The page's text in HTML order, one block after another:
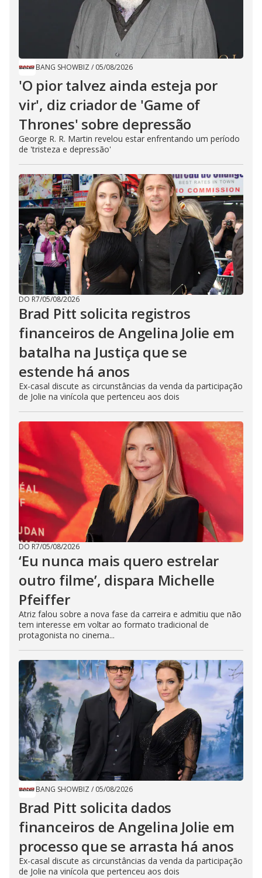
BANG SHOWBIZ / 05/08/2026
'O pior talvez ainda esteja por
vir', diz criador de 'Game of
Thrones' sobre depressão
George R. R. Martin revelou estar enfrentando um período
de 'tristeza e depressão'
DO R7/05/08/2026
Brad Pitt solicita registros
financeiros de Angelina Jolie em
batalha na Justiça que se
estende há anos
Ex-casal discute as circunstâncias da venda da participação
de Jolie na vinícola que pertenceu aos dois
DO R7/05/08/2026
‘Eu nunca mais quero estrelar
outro filme’, dispara Michelle
Pfeiffer
Atriz falou sobre a nova fase da carreira e admitiu que não
tem interesse em voltar ao formato tradicional de
protagonista no cinema...
BANG SHOWBIZ / 05/08/2026
Brad Pitt solicita dados
financeiros de Angelina Jolie em
processo que se arrasta há anos
Ex-casal discute as circunstâncias da venda da participação
de Jolie na vinícola que pertenceu aos dois